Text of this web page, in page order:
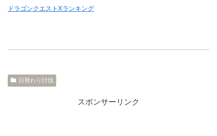
ドラゴンクエストXランキング
日替わり討伐
スポンサーリンク